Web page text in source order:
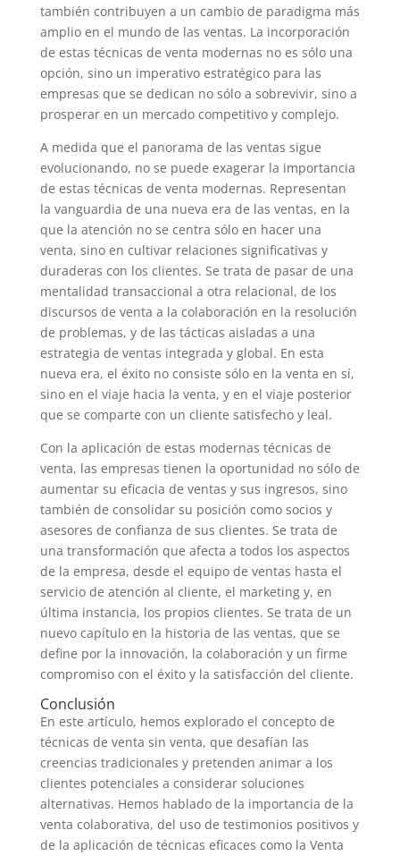
también contribuyen a un cambio de paradigma más
amplio en el mundo de las ventas. La incorporación
de estas técnicas de venta modernas no es sólo una
opción, sino un imperativo estratégico para las
empresas que se dedican no sólo a sobrevivir, sino a
prosperar en un mercado competitivo y complejo.
A medida que el panorama de las ventas sigue
evolucionando, no se puede exagerar la importancia
de estas técnicas de venta modernas. Representan
la vanguardia de una nueva era de las ventas, en la
que la atención no se centra sólo en hacer una
venta, sino en cultivar relaciones significativas y
duraderas con los clientes. Se trata de pasar de una
mentalidad transaccional a otra relacional, de los
discursos de venta a la colaboración en la resolución
de problemas, y de las tácticas aisladas a una
estrategia de ventas integrada y global. En esta
nueva era, el éxito no consiste sólo en la venta en sí,
sino en el viaje hacia la venta, y en el viaje posterior
que se comparte con un cliente satisfecho y leal.
Con la aplicación de estas modernas técnicas de
venta, las empresas tienen la oportunidad no sólo de
aumentar su eficacia de ventas y sus ingresos, sino
también de consolidar su posición como socios y
asesores de confianza de sus clientes. Se trata de
una transformación que afecta a todos los aspectos
de la empresa, desde el equipo de ventas hasta el
servicio de atención al cliente, el marketing y, en
última instancia, los propios clientes. Se trata de un
nuevo capítulo en la historia de las ventas, que se
define por la innovación, la colaboración y un firme
compromiso con el éxito y la satisfacción del cliente.
Conclusión
En este artículo, hemos explorado el concepto de
técnicas de venta sin venta, que desafían las
creencias tradicionales y pretenden animar a los
clientes potenciales a considerar soluciones
alternativas. Hemos hablado de la importancia de la
venta colaborativa, del uso de testimonios positivos y
de la aplicación de técnicas eficaces como la Venta